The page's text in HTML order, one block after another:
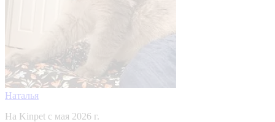
Наталья
На Kinpet c мая 2026 г.